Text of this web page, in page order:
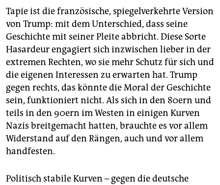
Tapie ist die französische, spiegelverkehrte Version
von Trump: mit dem Unterschied, dass seine
Geschichte mit seiner Pleite abbricht. Diese Sorte
Hasardeur engagiert sich inzwischen lieber in der
extremen Rechten, wo sie mehr Schutz für sich und
die eigenen Interessen zu erwarten hat. Trump
gegen rechts, das könnte die Moral der Geschichte
sein, funktioniert nicht. Als sich in den 80ern und
teils in den 90ern im Westen in einigen Kurven
Nazis breitgemacht hatten, brauchte es vor allem
Widerstand auf den Rängen, auch und vor allem
handfesten.
Politisch stabile Kurven – gegen die deutsche